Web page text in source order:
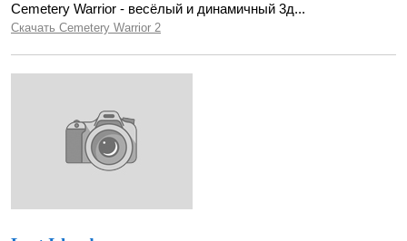
Cemetery Warrior - весёлый и динамичный 3д...
Скачать Cemetery Warrior 2